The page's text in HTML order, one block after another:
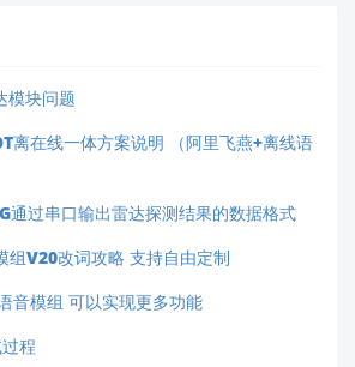
模块问题
离在线一体方案说明 （阿里飞燕+离线语
通过串口输出雷达探测结果的数据格式
组V20改词攻略 支持自由定制
音模组 可以实现更多功能
程